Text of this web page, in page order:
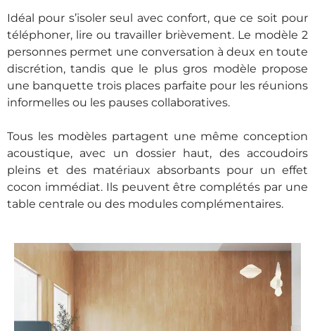
Idéal pour s’isoler seul avec confort, que ce soit pour
téléphoner, lire ou travailler brièvement. Le modèle 2
personnes permet une conversation à deux en toute
discrétion, tandis que le plus gros modèle propose
une banquette trois places parfaite pour les réunions
informelles ou les pauses collaboratives.
Tous les modèles partagent une même conception
acoustique, avec un dossier haut, des accoudoirs
pleins et des matériaux absorbants pour un effet
cocon immédiat. Ils peuvent être complétés par une
table centrale ou des modules complémentaires.